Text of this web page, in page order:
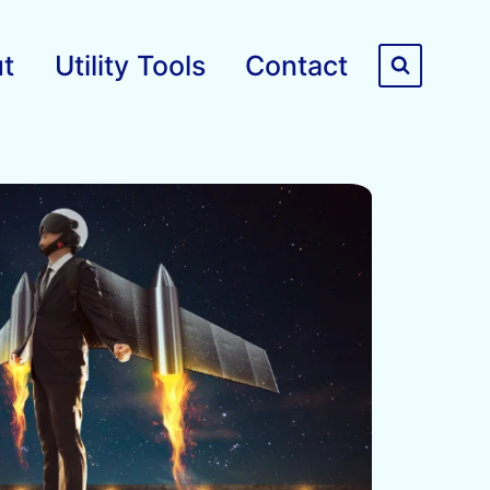
Utility Tools Contact